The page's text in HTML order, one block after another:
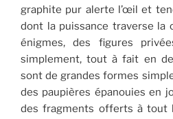
graphite pur alerte l’œil et
dont la puissance traverse la
énigmes, des figures
simplement, tout à fait en
sont de grandes formes
des paupières épanouies en
des fragments offerts à tout